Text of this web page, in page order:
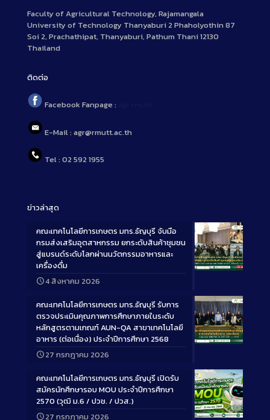
Faculty of Agricultural Technology, Rajamangala
University of Technology Thanyaburi 2 Phaholyothin 87
Soi 2, Prachathipat, Thanyaburi, Pathum Thani 12130
Thailand
ติดต่อ
Facebook Fanpage :
E-Mail : agr@rmutt.ac.th
Tel : 02 592 1955
ข่าวล่าสุด
Long
คณะเทคโนโลยีการเกษตร มทร.ธัญบุรี จับมือ
กรมส่งเสริมอุตสาหกรรม ยกระดับสินค้าชุมชน
สู่แบรนด์ระดับโลกผ่านนวัตกรรมอาหารและ
เครื่องดื่ม
4 สิงหาคม 2026
Long
คณะเทคโนโลยีการเกษตร มทร.ธัญบุรี รับการ
ตรวจประเมินคุณภาพการศึกษาภายในระดับ
หลักสูตรตามเกณฑ์ AUN-QA สาขาเทคโนโลยี
อาหาร (ต่อเนื่อง) ประจำปีการศึกษา 2568
27 กรกฎาคม 2026
คณะเทคโนโลยีการเกษตร มทร.ธัญบุรี เปิดรับ
สมัครนักศึกษารอบ MOU ประจำปีการศึกษา
2570 (วุฒิ ม.6 / ปวช. / ปวส.)
27 กรกฎาคม 2026